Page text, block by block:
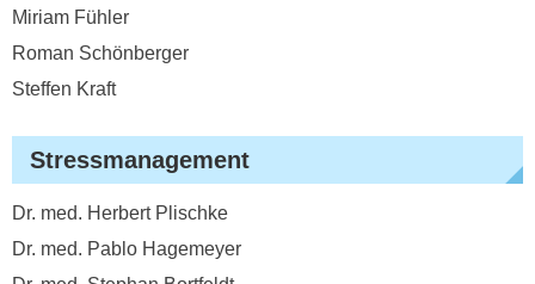
Miriam Fühler
Roman Schönberger
Steffen Kraft
Stressmanagement
Dr. med. Herbert Plischke
Dr. med. Pablo Hagemeyer